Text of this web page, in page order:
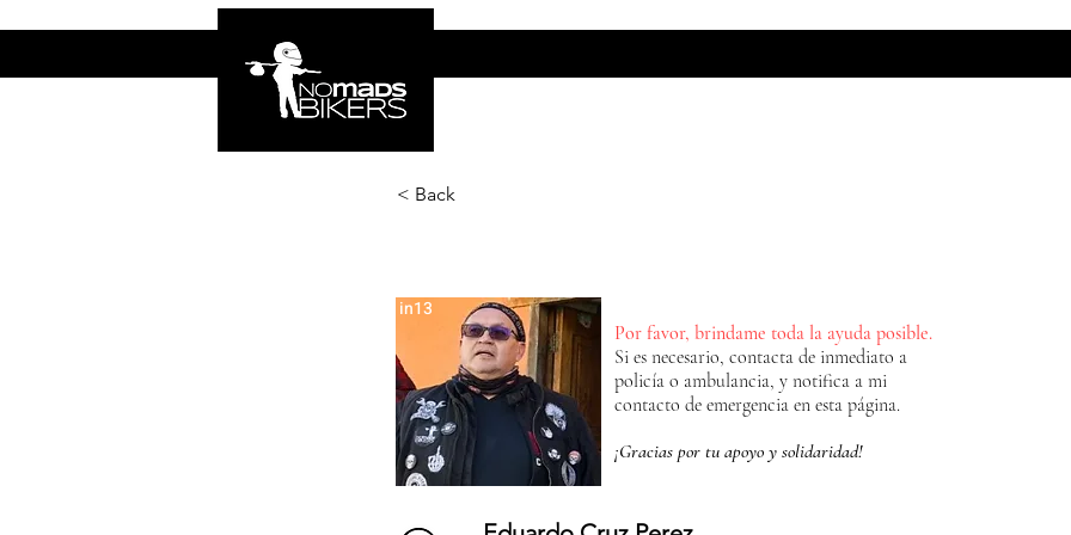
< Back
in13
Por favor, brindame toda la ayuda posible.
Si es necesario, contacta de inmediato a
policía o ambulancia, y notifica a mi
contacto de emergencia en esta página.
¡Gracias por tu apoyo y solidaridad!